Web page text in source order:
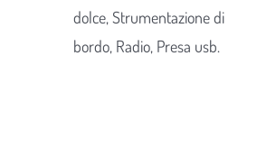
dolce, Strumentazione di
bordo, Radio, Presa usb.